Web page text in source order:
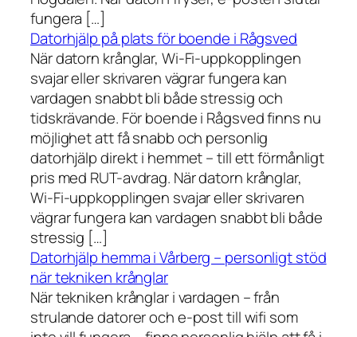
fungera […]
Datorhjälp på plats för boende i Rågsved
När datorn krånglar, Wi-Fi-uppkopplingen
svajar eller skrivaren vägrar fungera kan
vardagen snabbt bli både stressig och
tidskrävande. För boende i Rågsved finns nu
möjlighet att få snabb och personlig
datorhjälp direkt i hemmet – till ett förmånligt
pris med RUT-avdrag. När datorn krånglar,
Wi-Fi-uppkopplingen svajar eller skrivaren
vägrar fungera kan vardagen snabbt bli både
stressig […]
Datorhjälp hemma i Vårberg – personligt stöd
när tekniken krånglar
När tekniken krånglar i vardagen – från
strulande datorer och e-post till wifi som